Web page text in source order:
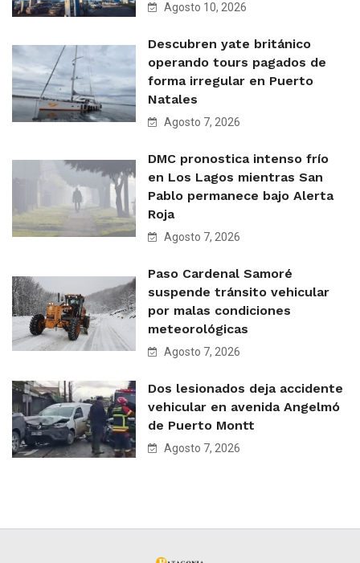
Agosto 10, 2026
Descubren yate británico
operando tours pagados de
forma irregular en Puerto
Natales
Agosto 7, 2026
DMC pronostica intenso frío
en Los Lagos mientras San
Pablo permanece bajo Alerta
Roja
Agosto 7, 2026
Paso Cardenal Samoré
suspende tránsito vehicular
por malas condiciones
meteorológicas
Agosto 7, 2026
Dos lesionados deja accidente
vehicular en avenida Angelmó
de Puerto Montt
Agosto 7, 2026